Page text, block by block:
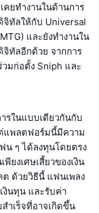
คยทำงานในด้านการ
จิทัลให้กับ Universal
และยังทำงานใน
จิทัลอีกด้วย จากการ
มก่อตั้ง Sniph และ
รในแบบเดียวกันกับ
แพลตฟอร์มนี้มีความ
น ๆ ได้ลงทุนโดยตรง
ยงเศษเสี้ยวของเงิน
ด้วยวิธีนี้ แฟนเพลง
งินทุน และรับค่า
ำเร็จที่อาจเกิดขึ้น